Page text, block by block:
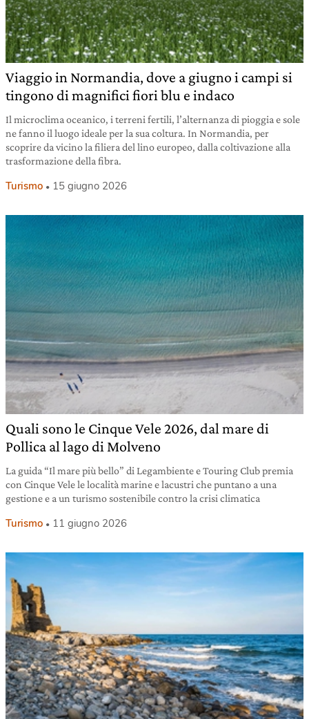
Viaggio in Normandia, dove a giugno i campi si
tingono di magnifici fiori blu e indaco
Il microclima oceanico, i terreni fertili, l’alternanza di pioggia e sole
ne fanno il luogo ideale per la sua coltura. In Normandia, per
scoprire da vicino la filiera del lino europeo, dalla coltivazione alla
trasformazione della fibra.
Turismo 15 giugno 2026
Quali sono le Cinque Vele 2026, dal mare di
Pollica al lago di Molveno
La guida “Il mare più bello” di Legambiente e Touring Club premia
con Cinque Vele le località marine e lacustri che puntano a una
gestione e a un turismo sostenibile contro la crisi climatica
Turismo 11 giugno 2026